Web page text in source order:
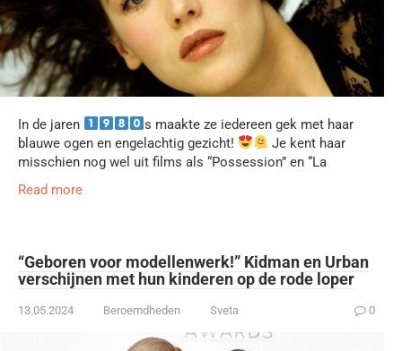
In de jaren
s maakte ze iedereen gek met haar
blauwe ogen en engelachtig gezicht!
Je kent haar
misschien nog wel uit films als “Possession” en “La
Read more
“Geboren voor modellenwerk!” Kidman en Urban
verschijnen met hun kinderen op de rode loper
13.05.2024 Beroemdheden Sveta 0